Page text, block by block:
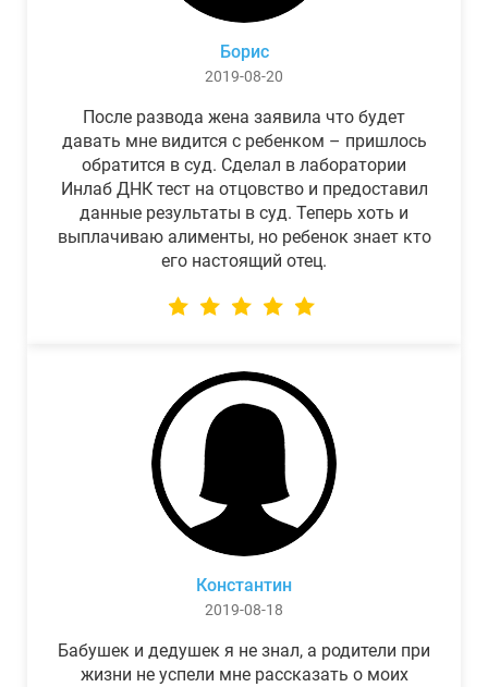
Борис
2019-08-20
После развода жена заявила что будет
давать мне видится с ребенком – пришлось
обратится в суд. Сделал в лаборатории
Инлаб ДНК тест на отцовство и предоставил
данные результаты в суд. Теперь хоть и
выплачиваю алименты, но ребенок знает кто
его настоящий отец.
Константин
2019-08-18
Бабушек и дедушек я не знал, а родители при
жизни не успели мне рассказать о моих